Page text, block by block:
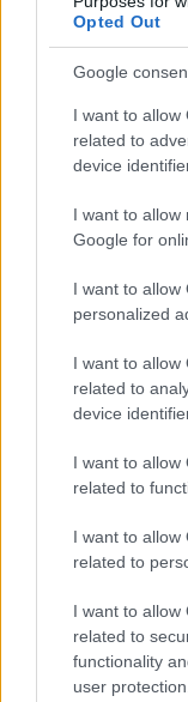
Opted Out
Google
I want to allow
related to
device
I want to allow
Google for
I want to allow
personalized
I want to allow
related to
device
I want to allow
related to
I want to allow
related to
I want to allow
related to
functionality
user protection.
Az év
poprocks•2009. május
Emlékeztek a
"The Hangover"
éppen ez a
A bemutató
Addig a